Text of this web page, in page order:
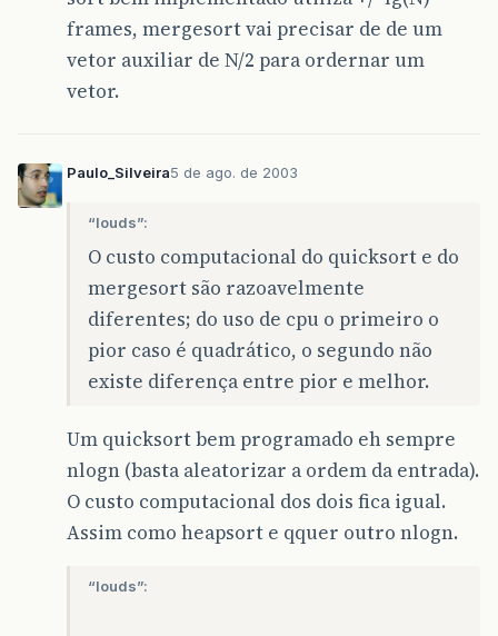
frames, mergesort vai precisar de de um
vetor auxiliar de N/2 para ordernar um
vetor.
Paulo_Silveira5 de ago. de 2003
“louds”:
O custo computacional do quicksort e do
mergesort são razoavelmente
diferentes; do uso de cpu o primeiro o
pior caso é quadrático, o segundo não
existe diferença entre pior e melhor.
Um quicksort bem programado eh sempre
nlogn (basta aleatorizar a ordem da entrada).
O custo computacional dos dois fica igual.
Assim como heapsort e qquer outro nlogn.
“louds”: